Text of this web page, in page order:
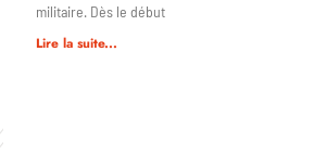
militaire. Dès le début
Lire la suite...